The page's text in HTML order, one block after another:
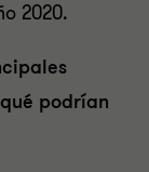
2020.
podrían